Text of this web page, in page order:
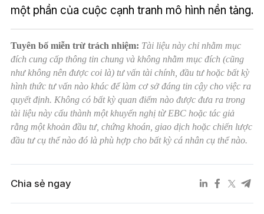
một phần của cuộc cạnh tranh mô hình nền tảng.
Tuyên bố miễn trừ trách nhiệm: Tài liệu này chỉ nhằm mục
đích cung cấp thông tin chung và không nhằm mục đích (cũng
như không nên được coi là) tư vấn tài chính, đầu tư hoặc bất kỳ
hình thức tư vấn nào khác để làm cơ sở đáng tin cậy cho việc ra
quyết định. Không có bất kỳ quan điểm nào được đưa ra trong
tài liệu này cấu thành một khuyến nghị từ EBC hoặc tác giả
rằng một khoản đầu tư, chứng khoán, giao dịch hoặc chiến lược
đầu tư cụ thể nào đó là phù hợp cho bất kỳ cá nhân cụ thể nào.
Chia sẻ ngay